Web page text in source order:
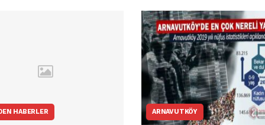
HABERLER ARNAVUTKÖY